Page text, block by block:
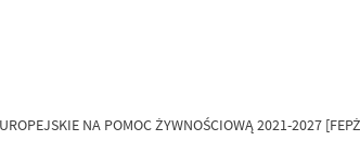
NA POMOC ŻYWNOŚCIOWĄ 2021-2027